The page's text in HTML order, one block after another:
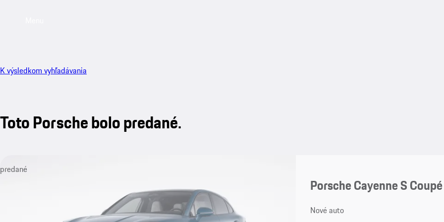
K výsledkom vyhľadávania
Toto Porsche bolo predané.
predané
Porsche Cayenne S Coupé
Nové auto